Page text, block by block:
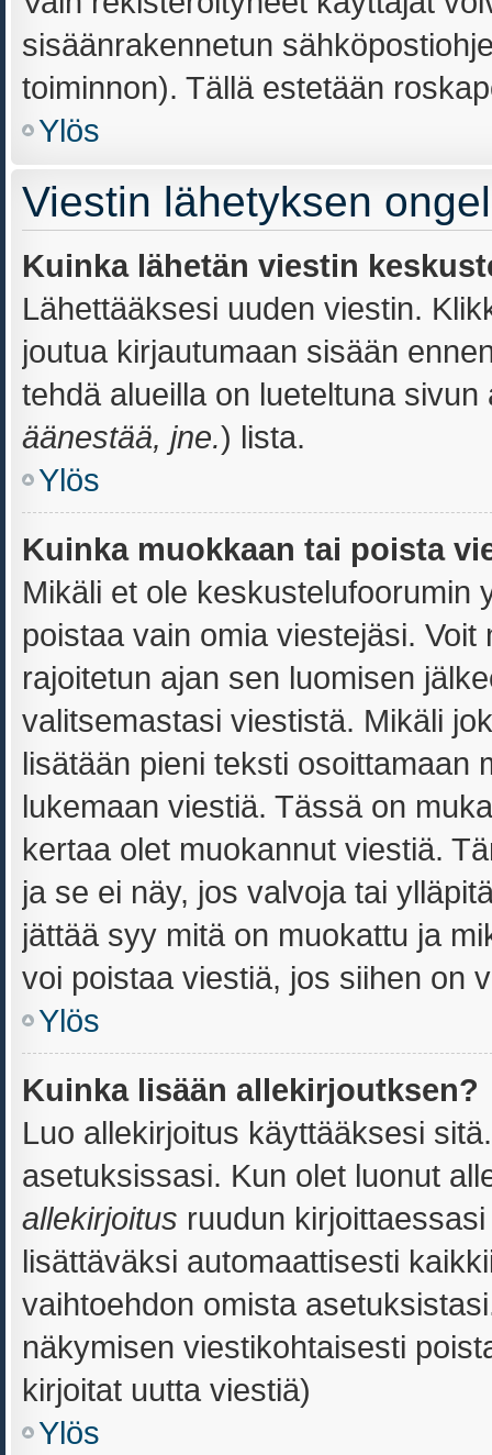
sisäänrakennetun
toiminnon). Tällä estetään
Ylös
Viestin lähetyksen
Kuinka lähetän viestin
Lähettääksesi uuden viestin.
joutua kirjautumaan sisään
tehdä alueilla on lueteltuna sivun
äänestää, jne.) lista.
Ylös
Kuinka muokkaan tai poista
Mikäli et ole keskustelufoorumin
poistaa vain omia viestejäsi.
rajoitetun ajan sen luomisen
valitsemastasi viestistä. Mikäli
lisätään pieni teksti osoittamaan
lukemaan viestiä. Tässä on
kertaa olet muokannut viestiä.
ja se ei näy, jos valvoja tai
jättää syy mitä on muokattu ja
voi poistaa viestiä, jos siihen on
Ylös
Kuinka lisään allekirjoutksen?
Luo allekirjoitus käyttääksesi
asetuksissasi. Kun olet luonut
allekirjoitus ruudun
lisättäväksi automaattisesti
vaihtoehdon omista
näkymisen viestikohtaisesti
kirjoitat uutta viestiä)
Ylös